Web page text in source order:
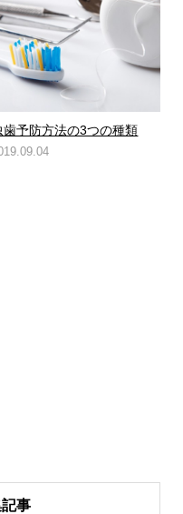
歯予防方法の3つの種類
事